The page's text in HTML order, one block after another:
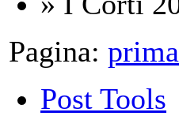
Pagina: prima
Post Tools